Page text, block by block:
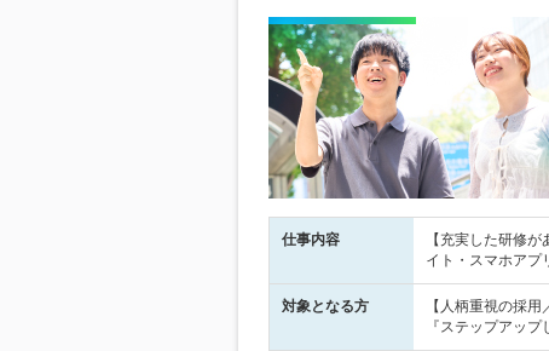
仕事内容
【充実した研修
イト・スマホアプ
対象となる方
【人柄重視の採
『ステップアッ